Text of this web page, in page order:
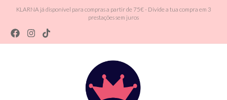
KLARNA já disponível para compras a partir de 75€ - Divide a tua compra em 3
prestações sem juros